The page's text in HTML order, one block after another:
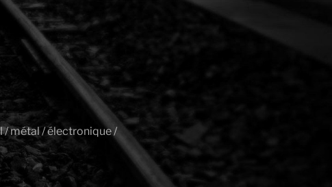
/ métal / électronique /